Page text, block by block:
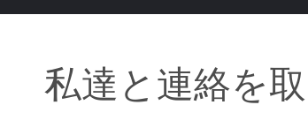
私達と連絡を